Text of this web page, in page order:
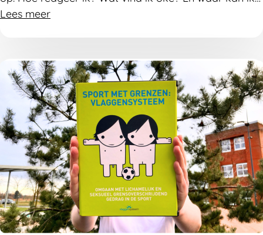
terecht als iets niet goed voelt? Onze tool Sport met
slag te gaan.
Lees meer